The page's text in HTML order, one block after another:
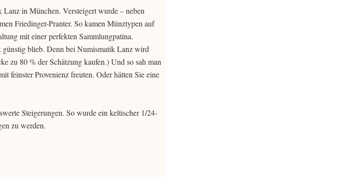
in München. Versteigert wurde – neben
Friedinger-Pranter. So kamen Münztypen auf
mit einer perfekten Sammlungpatina.
günstig blieb. Denn bei Numismatik Lanz wird
zu 80 % der Schätzung kaufen.) Und so sah man
feinster Provenienz freuten. Oder hätten Sie eine
Steigerungen. So wurde ein keltischer 1/24-
zu werden.